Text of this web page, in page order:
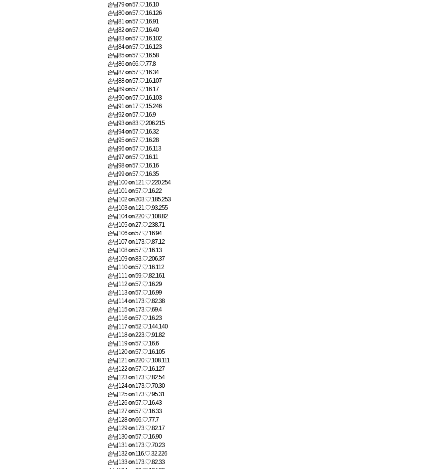
손님79on57.♡.16.10
손님80on57.♡.16.126
손님81on57.♡.16.91
손님82on57.♡.16.40
손님83on57.♡.16.102
손님84on57.♡.16.123
손님85on57.♡.16.58
손님86on66.♡.77.8
손님87on57.♡.16.34
손님88on57.♡.16.107
손님89on57.♡.16.17
손님90on57.♡.16.103
손님91on 17.♡.15.246
손님92on57.♡.16.9
손님93on83.♡.206.215
손님94on57.♡.16.32
손님95on57.♡.16.28
손님96on57.♡.16.113
손님97on57.♡.16.11
손님98on57.♡.16.16
손님99on57.♡.16.35
손님100on 121.♡.220.254
손님101on57.♡.16.22
손님102on203.♡.185.253
손님103on 121.♡.93.255
손님104on220.♡.108.82
손님105on27.♡.238.71
손님106on57.♡.16.94
손님107on 173.♡.87.12
손님108on57.♡.16.13
손님109on83.♡.206.37
손님110on57.♡.16.112
손님111on59.♡.82.161
손님112on57.♡.16.29
손님113on57.♡.16.99
손님114on 173.♡.82.38
손님115on 173.♡.69.4
손님116on57.♡.16.23
손님117on52.♡.144.140
손님118on223.♡.91.82
손님119on57.♡.16.6
손님120on57.♡.16.105
손님121on220.♡.108.111
손님122on57.♡.16.127
손님123on 173.♡.82.54
손님124on 173.♡.70.30
손님125on 173.♡.95.31
손님126on57.♡.16.43
손님127on57.♡.16.33
손님128on66.♡.77.7
손님129on 173.♡.82.17
손님130on57.♡.16.90
손님131on 173.♡.70.23
손님132on 116.♡.32.226
손님133on 173.♡.82.33